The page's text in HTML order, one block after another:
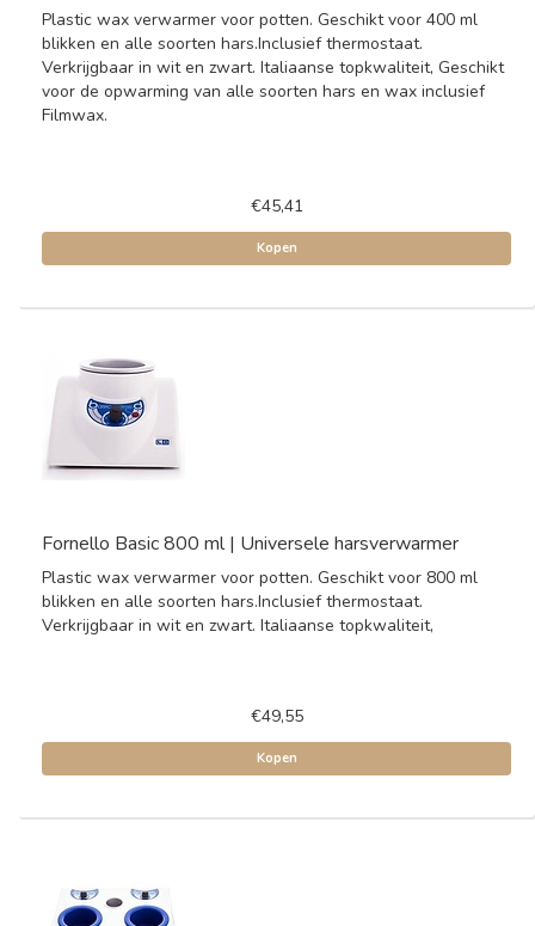
Plastic wax verwarmer voor potten. Geschikt voor 400 ml
blikken en alle soorten hars.Inclusief thermostaat.
Verkrijgbaar in wit en zwart. Italiaanse topkwaliteit, Geschikt
voor de opwarming van alle soorten hars en wax inclusief
Filmwax.
€45,41
Kopen
Fornello Basic 800 ml | Universele harsverwarmer
Plastic wax verwarmer voor potten. Geschikt voor 800 ml
blikken en alle soorten hars.Inclusief thermostaat.
Verkrijgbaar in wit en zwart. Italiaanse topkwaliteit,
€49,55
Kopen